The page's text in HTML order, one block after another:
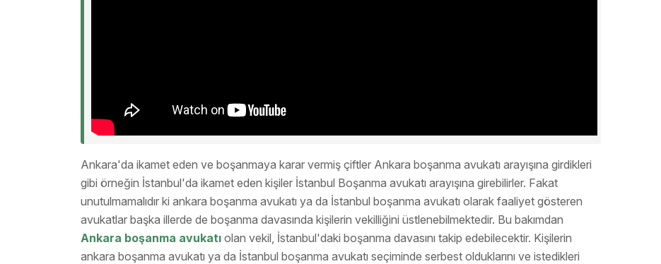
Ankara'da ikamet eden ve boşanmaya karar vermiş çiftler Ankara boşanma avukatı arayışına girdikleri
gibi örneğin İstanbul'da ikamet eden kişiler İstanbul Boşanma avukatı arayışına girebilirler. Fakat
unutulmamalıdır ki ankara boşanma avukatı ya da İstanbul boşanma avukatı olarak faaliyet gösteren
avukatlar başka illerde de boşanma davasında kişilerin vekilliğini üstlenebilmektedir. Bu bakımdan
Ankara boşanma avukatı olan vekil, İstanbul'daki boşanma davasını takip edebilecektir. Kişilerin
ankara boşanma avukatı ya da İstanbul boşanma avukatı seçiminde serbest olduklarını ve istedikleri